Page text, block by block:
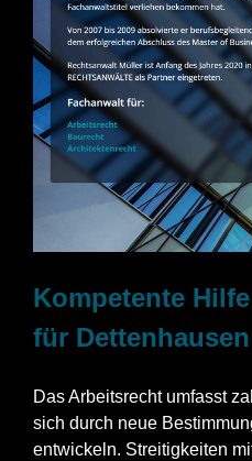
Kompetente
für Dettenhausen
Das Arbeitsrecht umfasst
sich durch neue
entwickeln. Streitigkeiten